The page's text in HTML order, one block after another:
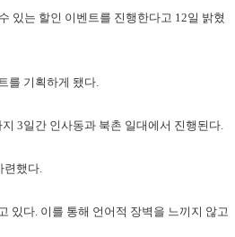
있는 할인 이벤트를 진행한다고 12일 밝혔
를 기획하게 됐다.
3일간 인사동과 북촌 일대에서 진행된다.
했다.
있다. 이를 통해 언어적 장벽을 느끼지 않고